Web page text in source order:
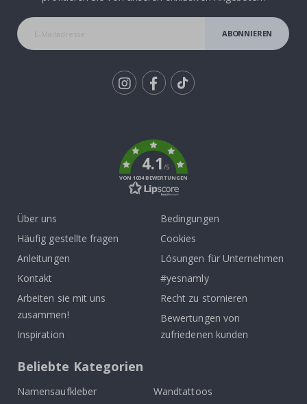
ABONNIEREN
4.1/5
VON 1034 BEWERTUNGEN
Über uns
Häufig gestellte fragen
Anleitungen
Kontakt
Arbeiten sie mit uns
zusammen!
Inspiration
Bedingungen
Cookies
Lösungen für Unternehmen
#yesnamly
Recht zu stornieren
Bewertungen von
zufriedenen kunden
Beliebte Kategorien
Namensaufkleber
Wandtattoos